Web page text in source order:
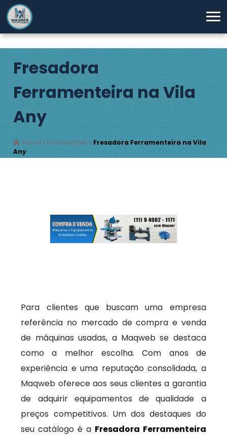
Fresadora
Ferramenteira na Vila
Any
Home » Informações » Fresadora Ferramenteira na Vila
Any
Para clientes que buscam uma empresa
referência no mercado de compra e venda
de máquinas usadas, a Maqweb se destaca
como a melhor escolha. Com anos de
experiência e uma reputação consolidada, a
Maqweb oferece aos seus clientes a garantia
de adquirir equipamentos de qualidade a
preços competitivos. Um dos destaques do
seu catálogo é a Fresadora Ferramenteira